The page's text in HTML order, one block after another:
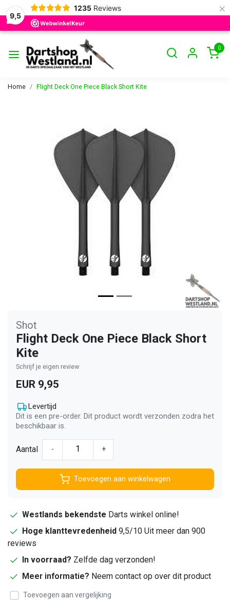
9,5
1235 Reviews ×
0
Home Flight Deck One Piece Black Short Kite
Shot
Flight Deck One Piece Black Short
Kite
Schrijf je eigen review
EUR 9,95
Levertijd
Dit is een pre-order. Dit product wordt verzonden zodra het
beschikbaar is.
Aantal - +
Toevoegen aan winkelwagen
Westlands bekendste Darts winkel online!
Hoge klanttevredenheid 9,5/10 Uit meer dan 900
reviews
In voorraad? Zelfde dag verzonden!
Meer informatie? Neem contact op over dit product
Toevoegen aan vergelijking